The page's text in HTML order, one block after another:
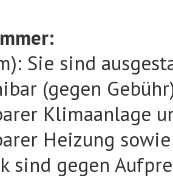
Sie sind
(gegen
Klimaanlage
Heizung
sind gegen